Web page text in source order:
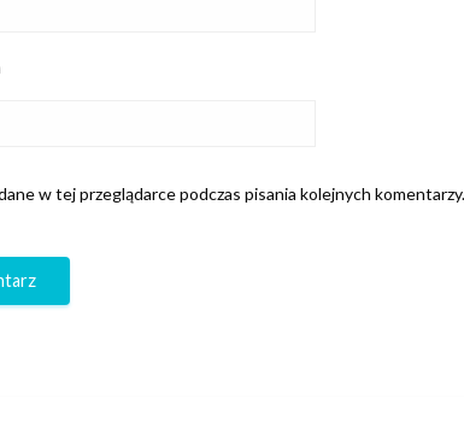
w tej przeglądarce podczas pisania kolejnych komentarzy.